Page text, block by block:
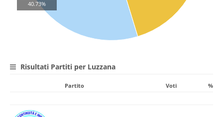
40.73%
Risultati Partiti per Luzzana
Partito Voti %